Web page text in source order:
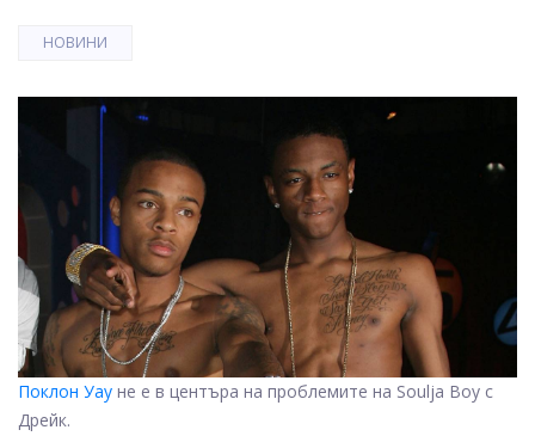
НОВИНИ
Поклон Уау не е в центъра на проблемите на Soulja Boy с
Дрейк.